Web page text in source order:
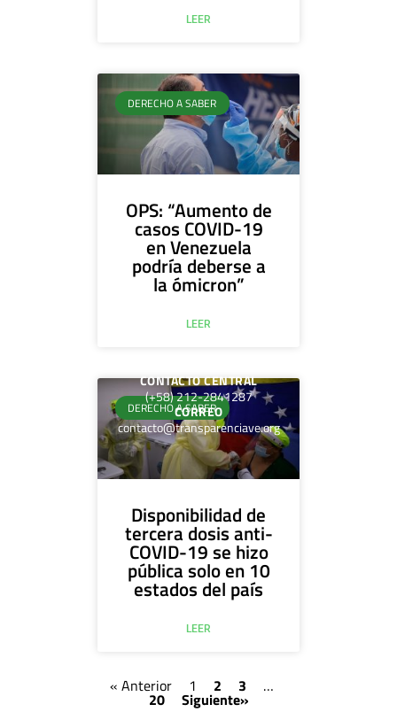
LEER
DERECHO A SABER
OPS: “Aumento de
casos COVID-19
en Venezuela
podría deberse a
la ómicron”
LEER
DERECHO A SABER
Disponibilidad de
tercera dosis anti-
COVID-19 se hizo
pública solo en 10
estados del país
LEER
« Anterior 1 2 3 …
20 Siguiente»
CONTACTO CENTRAL
(+58) 212-2841287
CORREO
contacto@transparenciave.org